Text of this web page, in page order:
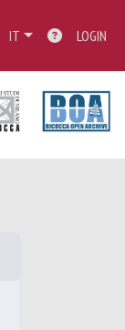
IT LOGIN